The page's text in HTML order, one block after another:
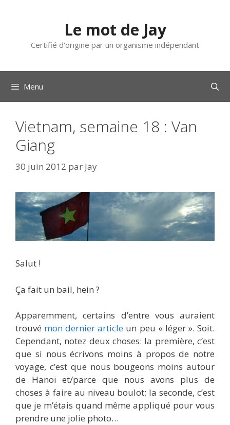
Le mot de Jay
Certifié d'origine par un organisme indépendant
Menu
Vietnam, semaine 18 : Van
Giang
30 juin 2012 par Jay
Salut !
Ça fait un bail, hein ?
Apparemment, certains d’entre vous auraient
trouvé mon dernier article un peu « léger ». Soit.
Cependant, notez deux choses: la première, c’est
que si nous écrivons moins à propos de notre
voyage, c’est que nous bougeons moins autour
de Hanoï et/parce que nous avons plus de
choses à faire au niveau boulot; la seconde, c’est
que je m’étais quand même appliqué pour vous
prendre une jolie photo…